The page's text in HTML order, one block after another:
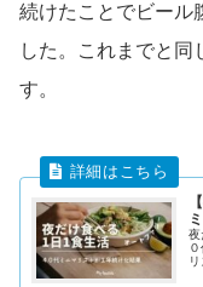
続けたことでビール
した。これまでと同
す。
夜